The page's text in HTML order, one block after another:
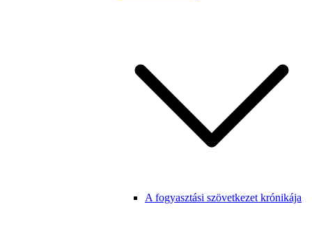
A fogyasztási szövetkezet krónikája